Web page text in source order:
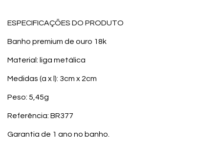
ESPECIFICAÇÕES DO PRODUTO
Banho premium de ouro 18k
Material: liga metálica
Medidas (a x l): 3cm x 2cm
Peso: 5,45g
Referência: BR377
Garantia de 1 ano no banho.